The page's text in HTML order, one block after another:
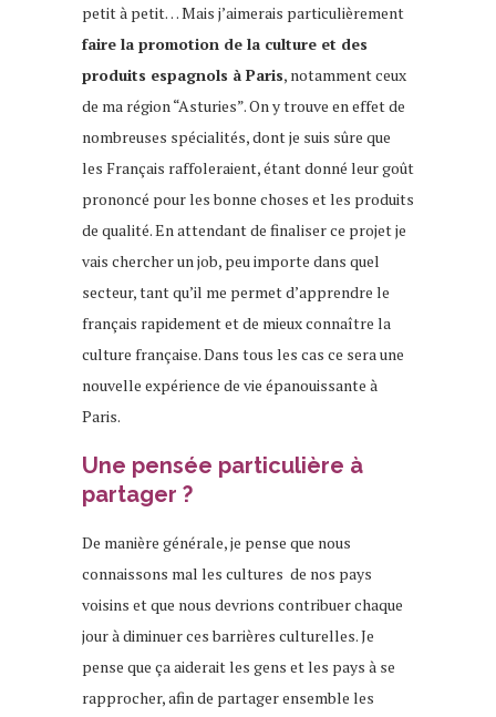
petit à petit… Mais j’aimerais particulièrement
faire la promotion de la culture et des
produits espagnols à Paris, notamment ceux
de ma région “Asturies”. On y trouve en effet de
nombreuses spécialités, dont je suis sûre que
les Français raffoleraient, étant donné leur goût
prononcé pour les bonne choses et les produits
de qualité. En attendant de finaliser ce projet je
vais chercher un job, peu importe dans quel
secteur, tant qu’il me permet d’apprendre le
français rapidement et de mieux connaître la
culture française. Dans tous les cas ce sera une
nouvelle expérience de vie épanouissante à
Paris.
Une pensée particulière à
partager ?
De manière générale, je pense que nous
connaissons mal les cultures de nos pays
voisins et que nous devrions contribuer chaque
jour à diminuer ces barrières culturelles. Je
pense que ça aiderait les gens et les pays à se
rapprocher, afin de partager ensemble les